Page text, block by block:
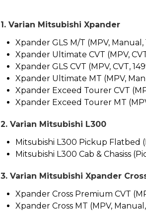
1. Varian Mitsubishi Xpander
Xpander GLS M/T (MPV, Manual,
Xpander Ultimate CVT (MPV,
Xpander GLS CVT (MPV, CVT,
Xpander Ultimate MT (MPV,
Xpander Exceed Tourer CVT
Xpander Exceed Tourer MT
2. Varian Mitsubishi L300
Mitsubishi L300 Pickup Flatbed
Mitsubishi L300 Cab & Chasiss
3. Varian Mitsubishi Xpander
Xpander Cross Premium CVT
Xpander Cross MT (MPV,